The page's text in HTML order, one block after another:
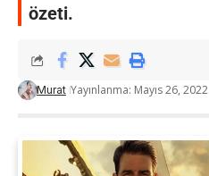
özeti.
Murat Yayınlanma: Mayıs 26, 2022